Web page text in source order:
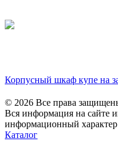
Корпусный шкаф купе на
© 2026 Все права
Вся информация на сайте
информационный
Каталог